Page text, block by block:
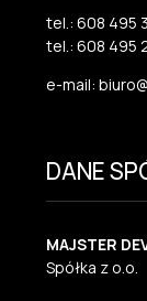
tel.: 608 495
tel.: 608 495
e-mail:
DANE
MAJSTER
Spółka z o.o.